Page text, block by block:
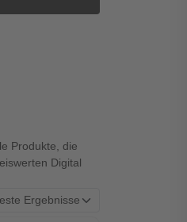
Produkte, die
Digital